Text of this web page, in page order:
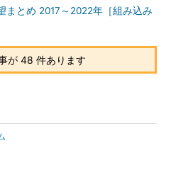
まとめ 2017～2022年［組み込み
が 48 件あります